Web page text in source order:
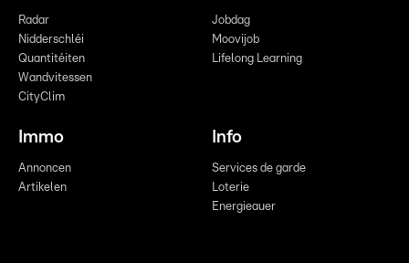
Radar
Nidderschléi
Quantitéiten
Wandvitessen
CityClim
Jobdag
Moovijob
Lifelong Learning
Immo
Annoncen
Artikelen
Info
Services de garde
Loterie
Energieauer